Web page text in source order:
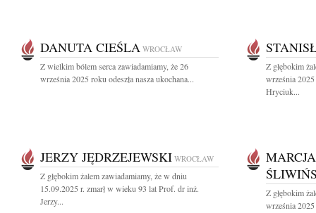
DANUTA CIEŚLA WROCŁAW
Z wielkim bólem serca zawiadamiamy, że 26
września 2025 roku odeszła nasza ukochana...
Z głębokim
września 2025
Hryciuk...
JERZY JĘDRZEJEWSKI WROCŁAW
Z głębokim żalem zawiadamiamy, że w dniu
15.09.2025 r. zmarł w wieku 93 lat Prof. dr inż.
Jerzy...
Z głębokim
września